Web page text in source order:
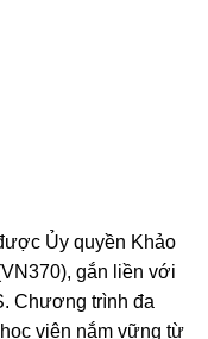
Ủy quyền Khảo
gắn liền với
Chương trình đa
viên nắm vững từ